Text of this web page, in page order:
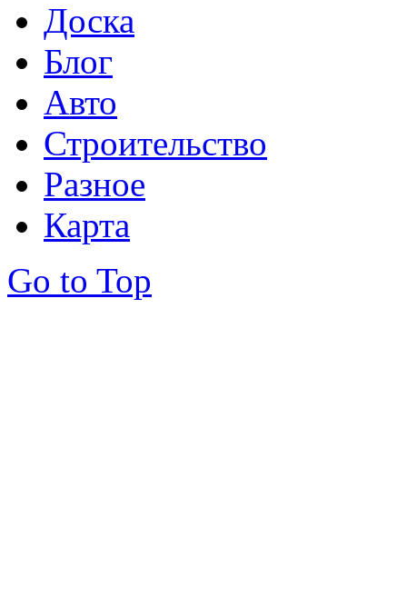
Доска
Блог
Авто
Строительство
Разное
Карта
Go to Top